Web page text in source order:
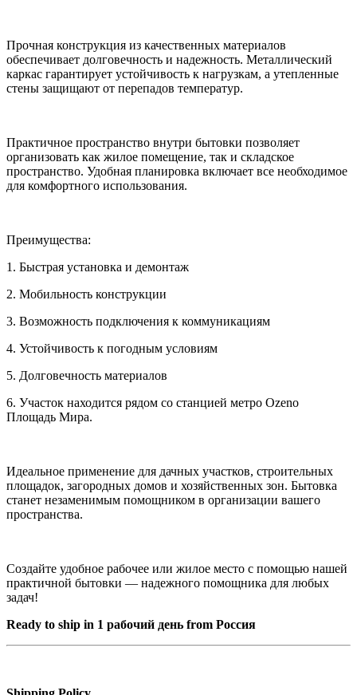
Прочная конструкция из качественных материалов
обеспечивает долговечность и надежность. Металлический
каркас гарантирует устойчивость к нагрузкам, а утепленные
стены защищают от перепадов температур.
Практичное пространство внутри бытовки позволяет
организовать как жилое помещение, так и складское
пространство. Удобная планировка включает все необходимое
для комфортного использования.
Преимущества:
1. Быстрая установка и демонтаж
2. Мобильность конструкции
3. Возможность подключения к коммуникациям
4. Устойчивость к погодным условиям
5. Долговечность материалов
6. Участок находится рядом со станцией метро Ozeno
Площадь Мира.
Идеальное применение для дачных участков, строительных
площадок, загородных домов и хозяйственных зон. Бытовка
станет незаменимым помощником в организации вашего
пространства.
Создайте удобное рабочее или жилое место с помощью нашей
практичной бытовки — надежного помощника для любых
задач!
Ready to ship in 1 рабочий день from Россия